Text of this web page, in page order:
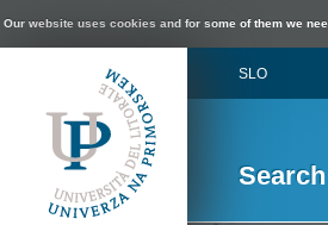
Our website uses cookies and for some of them we
SLO
Search